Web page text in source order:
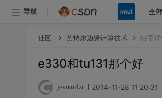
导航 全部
社区 英特尔边缘计算技术 帖子
e330和tu131那个好
jevmnrlzr 2014-11-28 11:20:31